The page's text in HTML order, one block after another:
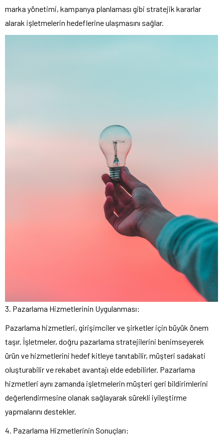
marka yönetimi, kampanya planlaması gibi stratejik kararlar
alarak işletmelerin hedeflerine ulaşmasını sağlar.
3. Pazarlama Hizmetlerinin Uygulanması:
Pazarlama hizmetleri, girişimciler ve şirketler için büyük önem
taşır. İşletmeler, doğru pazarlama stratejilerini benimseyerek
ürün ve hizmetlerini hedef kitleye tanıtabilir, müşteri sadakati
oluşturabilir ve rekabet avantajı elde edebilirler. Pazarlama
hizmetleri aynı zamanda işletmelerin müşteri geri bildirimlerini
değerlendirmesine olanak sağlayarak sürekli iyileştirme
yapmalarını destekler.
4. Pazarlama Hizmetlerinin Sonuçları: